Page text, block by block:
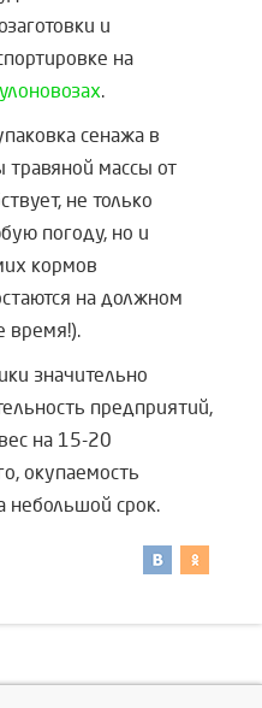
и
на
.
сенажа в
массы от
не только
погоду, но и
кормов
на должном
время!).
значительно
предприятий,
на 15-20
окупаемость
небольшой срок.